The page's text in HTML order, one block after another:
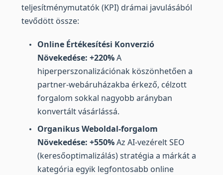
teljesítménymutatók (KPI) drámai javulásából
tevődött össze:
Online Értékesítési Konverzió
Növekedése: +220%A
hiperperszonalizációnak köszönhetően a
partner-webáruházakba érkező, célzott
forgalom sokkal nagyobb arányban
konvertált vásárlássá.
Organikus Weboldal-forgalom
Növekedése: +550%Az AI-vezérelt SEO
(keresőoptimalizálás) stratégia a márkát a
kategória egyik legfontosabb online